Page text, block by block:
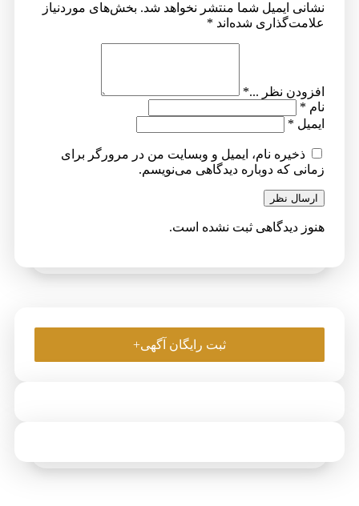
نشانی ایمیل شما منتشر نخواهد شد. بخش‌های موردنیاز
علامت‌گذاری شده‌اند *
افزودن نظر ...*
نام *
ایمیل *
ذخیره نام، ایمیل و وبسایت من در مرورگر برای
زمانی که دوباره دیدگاهی می‌نویسم.
ارسال نظر
هنوز دیدگاهی ثبت نشده است.
ثبت رایگان آگهی+